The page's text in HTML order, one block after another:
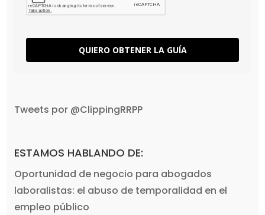
QUIERO OBTENER LA GUÍA
Tweets por @ClippingRRPP
ESTAMOS HABLANDO DE:
Oportunidad de negocio para abogados
laboralistas: el abuso de temporalidad en el
empleo público